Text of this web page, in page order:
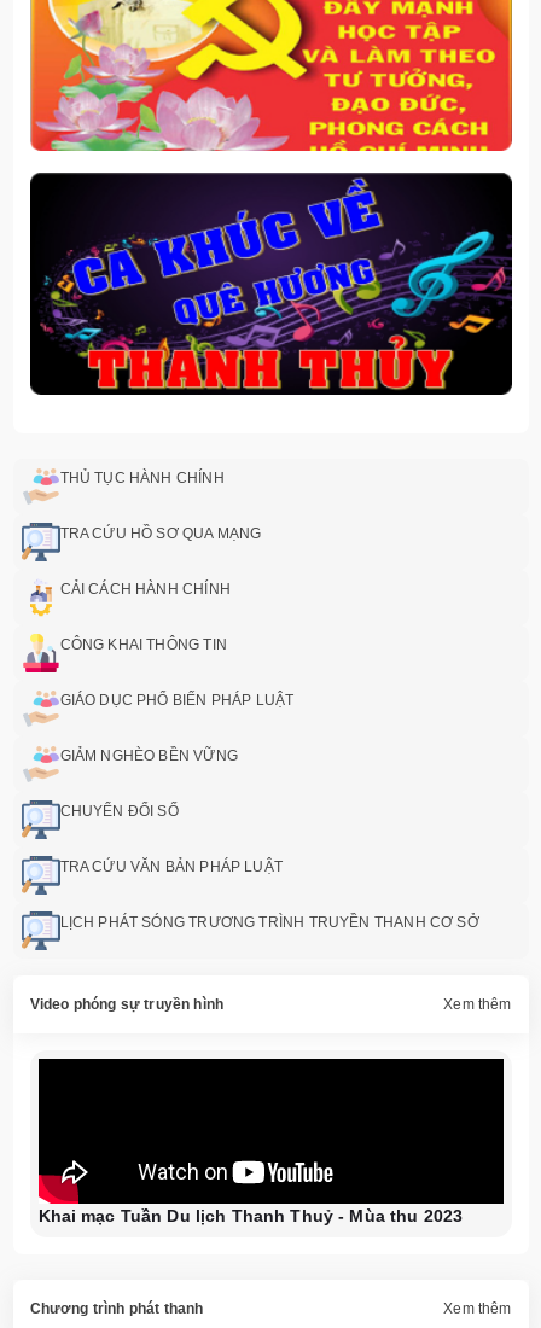
THỦ TỤC HÀNH CHÍNH
TRA CỨU HỒ SƠ QUA MẠNG
CẢI CÁCH HÀNH CHÍNH
CÔNG KHAI THÔNG TIN
GIÁO DỤC PHỔ BIẾN PHÁP LUẬT
GIẢM NGHÈO BỀN VỮNG
CHUYỂN ĐỔI SỐ
TRA CỨU VĂN BẢN PHÁP LUẬT
LỊCH PHÁT SÓNG TRƯƠNG TRÌNH TRUYỀN THANH CƠ SỞ
Video phóng sự truyền hình Xem thêm
Khai mạc Tuần Du lịch Thanh Thuỷ - Mùa thu 2023
Chương trình phát thanh Xem thêm